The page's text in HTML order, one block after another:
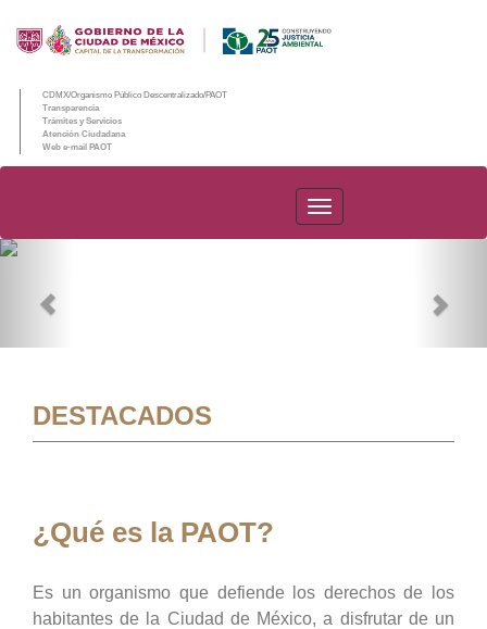
CDMX/Organismo Público Descentralizado/PAOT
Transparencia
Trámites y Servicios
Atención Ciudadana
Web e-mail PAOT
PAOT
DESTACADOS
¿Qué es la PAOT?
Es un organismo que defiende los derechos de los
habitantes de la Ciudad de México, a disfrutar de un